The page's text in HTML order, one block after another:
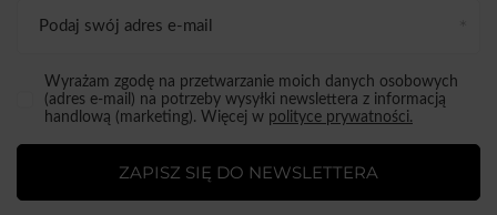
Podaj swój adres e-mail
Wyrażam zgodę na przetwarzanie moich danych osobowych
(adres e-mail) na potrzeby wysyłki newslettera z informacją
handlową (marketing). Więcej w polityce prywatności.
ZAPISZ SIĘ DO NEWSLETTERA